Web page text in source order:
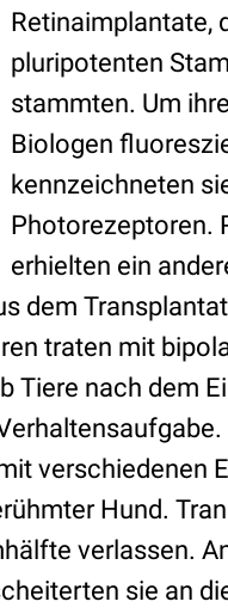
Retinaimplantate,
pluripotenten
stammten. Um
Biologen
kennzeichneten
Photorezeptoren.
erhielten ein
dem
traten mit
Tiere nach dem
verschiedenen
Hund.
verlassen.
sie an